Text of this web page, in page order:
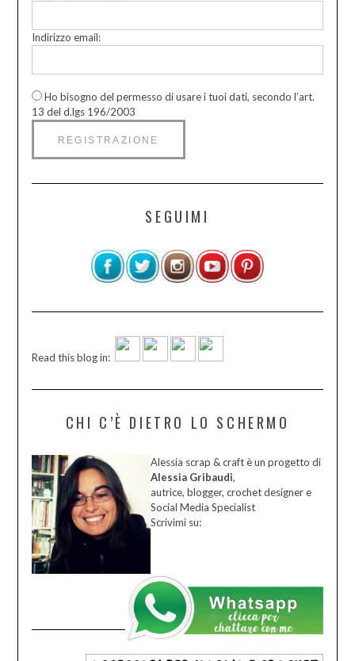
Indirizzo email:
Ho bisogno del permesso di usare i tuoi dati, secondo l’art.
13 del d.lgs 196/2003
SEGUIMI
Read this blog in:
CHI C’È DIETRO LO SCHERMO
Alessia scrap & craft è un progetto di
Alessia Gribaudi,
autrice, blogger, crochet designer e
Social Media Specialist
Scrivimi su: